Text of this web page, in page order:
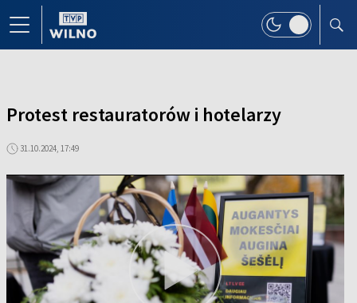
Protest restauratorów i hotelarzy
31.10.2024, 17:49